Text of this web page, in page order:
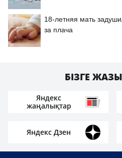
18-летняя мать
за плача
БІЗГЕ
Яндекс
жаңалықтар
Яндекс Дзен